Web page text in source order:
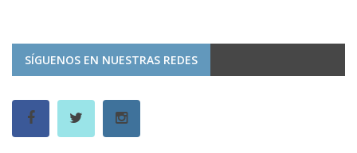
SÍGUENOS EN NUESTRAS REDES